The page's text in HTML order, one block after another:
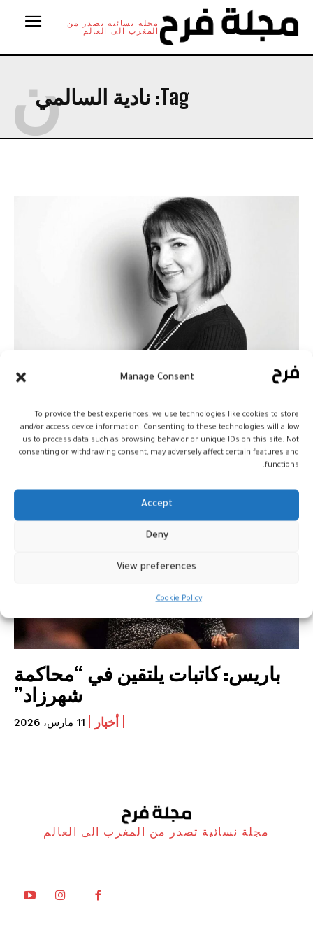
Manage Consent
To provide the best experiences, we use technologies like cookies to store
and/or access device information. Consenting to these technologies will allow
us to process data such as browsing behavior or unique IDs on this site. Not
consenting or withdrawing consent, may adversely affect certain features and
functions.
Accept
Deny
View preferences
Cookie Policy
مجلة نسائية تصدر من
المغرب الى العالم
Tag: نادية السالمي
ن
وصانعةُ الجسور
أخبار 14 أبريل، 2026
باريس: كاتبات يلتقين في “محاكمة
شهرزاد”
أخبار 11 مارس، 2026
مجلة نسائية تصدر من المغرب الى العالم